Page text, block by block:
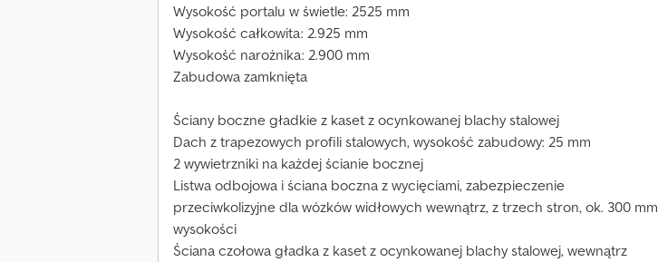
Wysokość portalu w świetle: 2525 mm
Wysokość całkowita: 2.925 mm
Wysokość narożnika: 2.900 mm
Zabudowa zamknięta
Ściany boczne gładkie z kaset z ocynkowanej blachy stalowej
Dach z trapezowych profili stalowych, wysokość zabudowy: 25 mm
2 wywietrzniki na każdej ścianie bocznej
Listwa odbojowa i ściana boczna z wycięciami, zabezpieczenie
przeciwkolizyjne dla wózków widłowych wewnątrz, z trzech stron, ok. 300 mm
wysokości
Ściana czołowa gładka z kaset z ocynkowanej blachy stalowej, wewnątrz